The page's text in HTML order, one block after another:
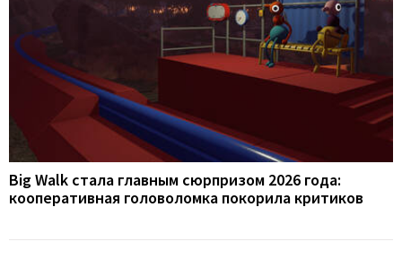
Big Walk стала главным сюрпризом 2026 года:
кооперативная головоломка покорила критиков